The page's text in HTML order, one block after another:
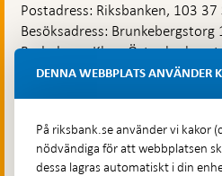
Postadress: Riksbanken, 103
Besöksadress: Brunkebergstorg
Budadress: Klara Östra
Lastplats 6
Hitta direkt
DENNA WEBBPLATS ANVÄNDER
På riksbank.se använder vi kakor
nödvändiga för att webbplatsen
dessa lagras automatiskt i din